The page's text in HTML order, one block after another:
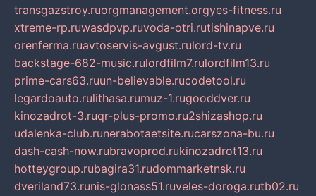
transgazstroy.ruorgmanagement.orgyes-fitness.ru
xtreme-rp.ruwasdpvp.ruvoda-otri.rutishinapve.ru
orenferma.ruavtoservis-avgust.rulord-tv.ru
backstage-682-music.rulordfilm7.rulordfilm13.ru
prime-cars63.ruun-believable.rucodetool.ru
legardoauto.rulithasa.rumuz-1.rugooddver.ru
kinozadrot-3.ruqr-plus-promo.ru2shizashop.ru
udalenka-club.runerabotaetsite.rucarszona-bu.ru
dash-cash-now.rubravoprod.rukinozadrot13.ru
hotteygroup.rubagira31.rudommarketnsk.ru
dveriland73.runis-glonass51.ruveles-doroga.rutb02.ru